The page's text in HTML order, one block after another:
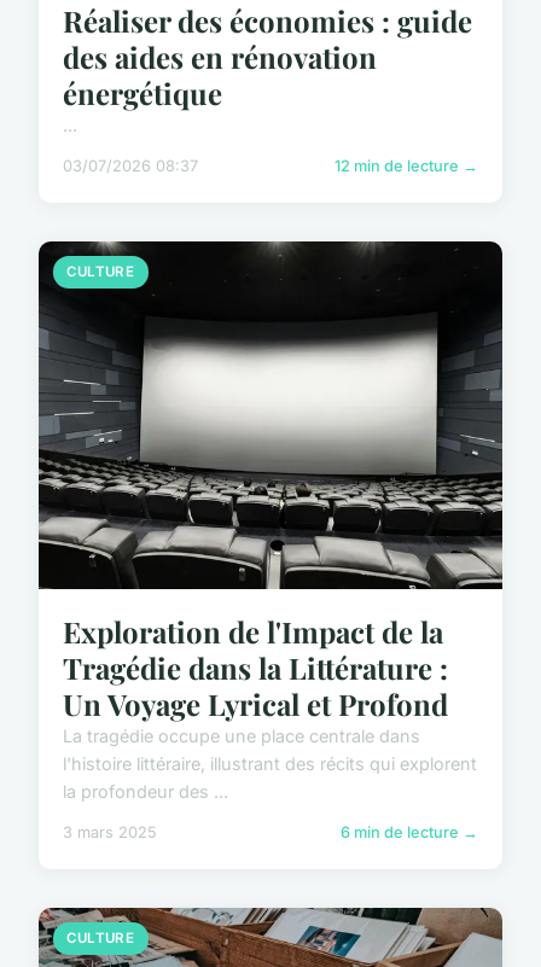
Réaliser des économies : guide
des aides en rénovation
énergétique
...
03/07/2026 08:37 12 min de lecture →
CULTURE
Exploration de l'Impact de la
Tragédie dans la Littérature :
Un Voyage Lyrical et Profond
La tragédie occupe une place centrale dans
l'histoire littéraire, illustrant des récits qui explorent
la profondeur des ...
3 mars 2025 6 min de lecture →
CULTURE